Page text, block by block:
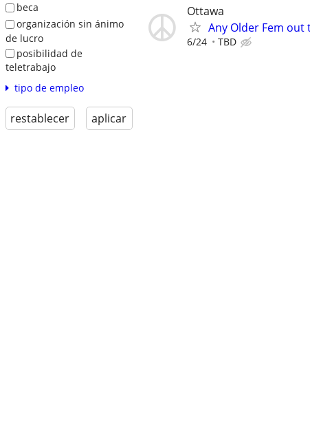
beca
organización sin ánimo
de lucro
posibilidad de
teletrabajo
tipo de empleo
restablecer aplicar
Ottawa
Any Older Fem out
6/24 TBD